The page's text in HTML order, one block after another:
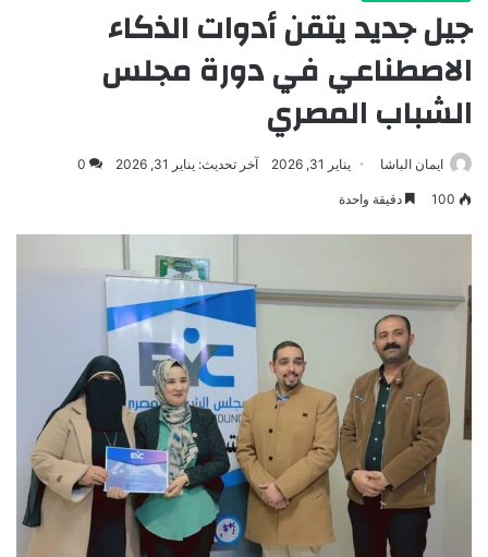
جيل جديد يتقن أدوات الذكاء
الاصطناعي في دورة مجلس
الشباب المصري
ايمان الباشا يناير 31, 2026 آخر تحديث: يناير 31, 2026 0
100 دقيقة واحدة